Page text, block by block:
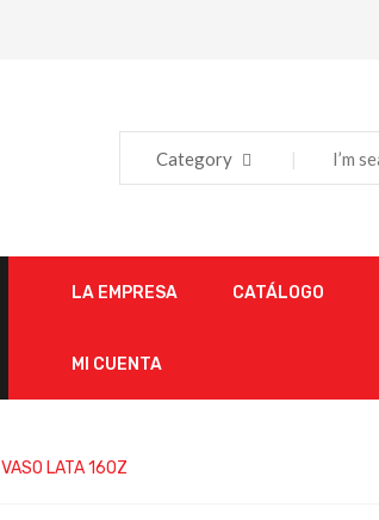
Category
LA EMPRESA CATÁLOGO
MI CUENTA
VASO LATA 16OZ